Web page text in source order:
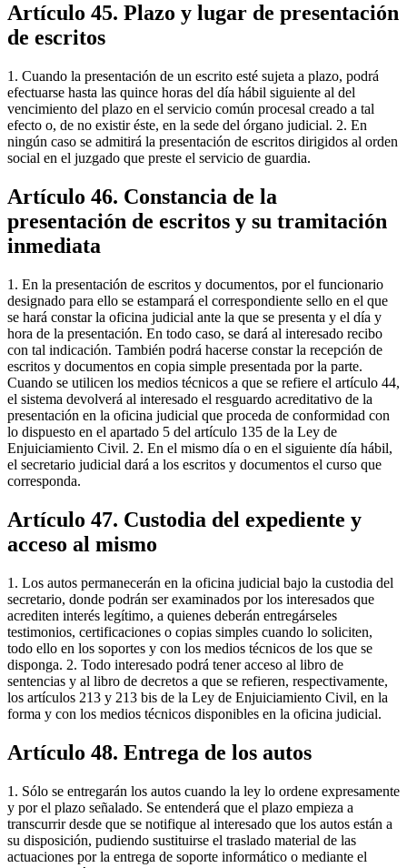
Artículo 45. Plazo y lugar de presentación
de escritos
1. Cuando la presentación de un escrito esté sujeta a plazo, podrá
efectuarse hasta las quince horas del día hábil siguiente al del
vencimiento del plazo en el servicio común procesal creado a tal
efecto o, de no existir éste, en la sede del órgano judicial. 2. En
ningún caso se admitirá la presentación de escritos dirigidos al orden
social en el juzgado que preste el servicio de guardia.
Artículo 46. Constancia de la
presentación de escritos y su tramitación
inmediata
1. En la presentación de escritos y documentos, por el funcionario
designado para ello se estampará el correspondiente sello en el que
se hará constar la oficina judicial ante la que se presenta y el día y
hora de la presentación. En todo caso, se dará al interesado recibo
con tal indicación. También podrá hacerse constar la recepción de
escritos y documentos en copia simple presentada por la parte.
Cuando se utilicen los medios técnicos a que se refiere el artículo 44,
el sistema devolverá al interesado el resguardo acreditativo de la
presentación en la oficina judicial que proceda de conformidad con
lo dispuesto en el apartado 5 del artículo 135 de la Ley de
Enjuiciamiento Civil. 2. En el mismo día o en el siguiente día hábil,
el secretario judicial dará a los escritos y documentos el curso que
corresponda.
Artículo 47. Custodia del expediente y
acceso al mismo
1. Los autos permanecerán en la oficina judicial bajo la custodia del
secretario, donde podrán ser examinados por los interesados que
acrediten interés legítimo, a quienes deberán entregárseles
testimonios, certificaciones o copias simples cuando lo soliciten,
todo ello en los soportes y con los medios técnicos de los que se
disponga. 2. Todo interesado podrá tener acceso al libro de
sentencias y al libro de decretos a que se refieren, respectivamente,
los artículos 213 y 213 bis de la Ley de Enjuiciamiento Civil, en la
forma y con los medios técnicos disponibles en la oficina judicial.
Artículo 48. Entrega de los autos
1. Sólo se entregarán los autos cuando la ley lo ordene expresamente
y por el plazo señalado. Se entenderá que el plazo empieza a
transcurrir desde que se notifique al interesado que los autos están a
su disposición, pudiendo sustituirse el traslado material de las
actuaciones por la entrega de soporte informático o mediante el